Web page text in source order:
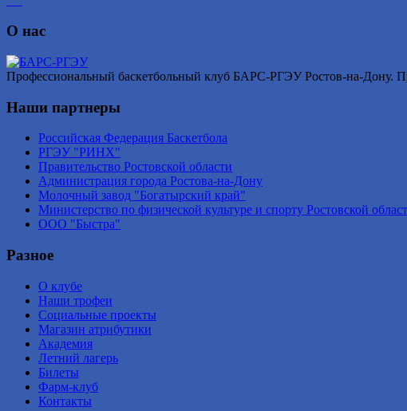
О нас
Профессиональный баскетбольный клуб БАРС-РГЭУ Ростов-на-Дону.
Наши партнеры
Российская Федерация Баскетбола
РГЭУ "РИНХ"
Правительство Ростовской области
Администрация города Ростова-на-Дону
Молочный завод "Богатырский край"
Министерство по физической культуре и спорту Ростовской
ООО "Быстра"
Разное
О клубе
Наши трофеи
Социальные проекты
Магазин атрибутики
Академия
Летний лагерь
Билеты
Фарм-клуб
Контакты